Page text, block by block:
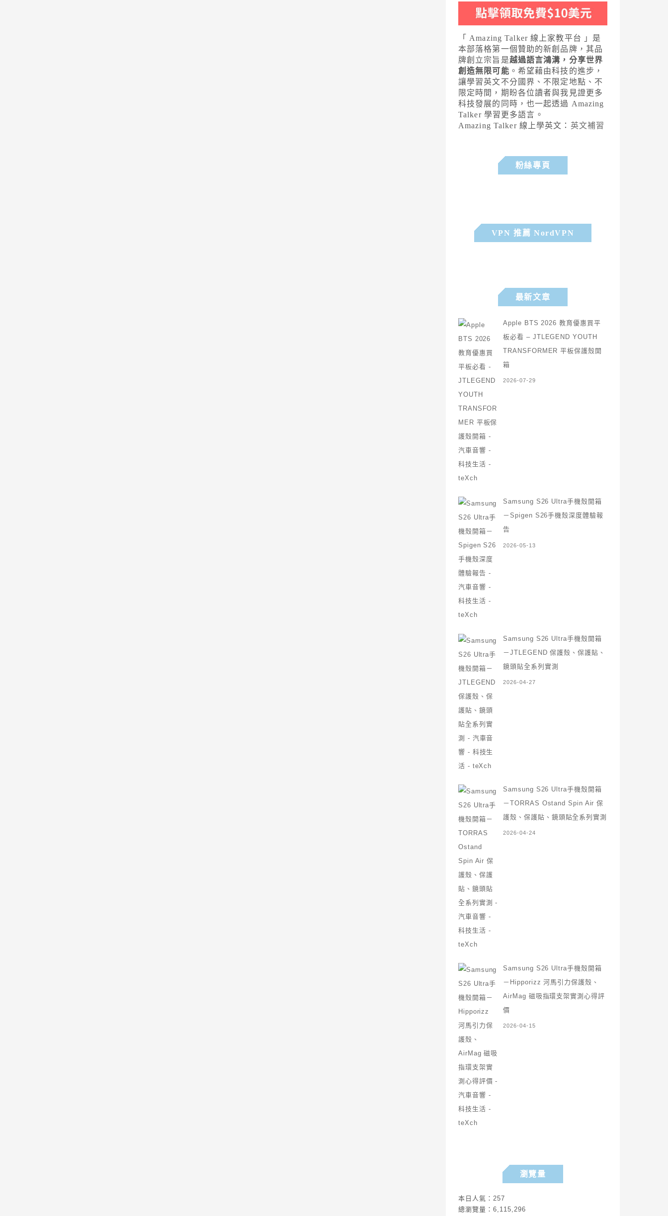
「 Amazing Talker 線上家教平台 」是
本部落格第一個贊助的新創品牌，其品
牌創立宗旨是越過語言鴻溝，分享世界
創造無限可能 。希望藉由科技的進步，
讓學習英文不分國界、不限定地點、不
限定時間，期盼各位讀者與我見證更多
科技發展的同時，也一起透過 Amazing
Talker 學習更多語言。
Amazing Talker 線上學英文： 英文補習
粉絲專頁
VPN 推薦 NordVPN
最新文章
Apple BTS 2026 教育優惠買平
板必看 – JTLEGEND YOUTH
TRANSFORMER 平板保護殼開
箱
2026-07-29
Samsung S26 Ultra手機殼開箱
－Spigen S26手機殼深度體驗報
告
2026-05-13
Samsung S26 Ultra手機殼開箱
－JTLEGEND 保護殼、保護貼、
鏡頭貼全系列實測
2026-04-27
Samsung S26 Ultra手機殼開箱
－TORRAS Ostand Spin Air 保
護殼、保護貼、鏡頭貼全系列實測
2026-04-24
Samsung S26 Ultra手機殼開箱
－Hipporizz 河馬引力保護殼、
AirMag 磁吸指環支架實測心得評
價
2026-04-15
瀏覽量
本日人氣：257
總瀏覽量：6,115,296